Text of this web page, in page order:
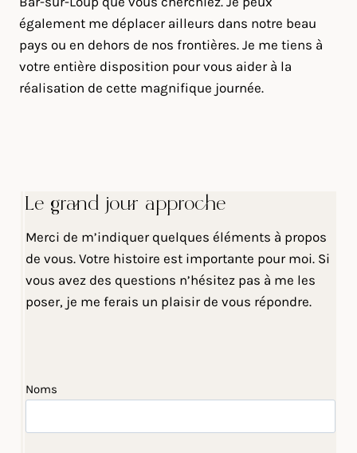
également me déplacer ailleurs dans notre beau
pays ou en dehors de nos frontières. Je me tiens à
votre entière disposition pour vous aider à la
réalisation de cette magnifique journée.
Le grand jour approche
Merci de m’indiquer quelques éléments à propos
de vous. Votre histoire est importante pour moi. Si
vous avez des questions n’hésitez pas à me les
poser, je me ferais un plaisir de vous répondre.
Noms